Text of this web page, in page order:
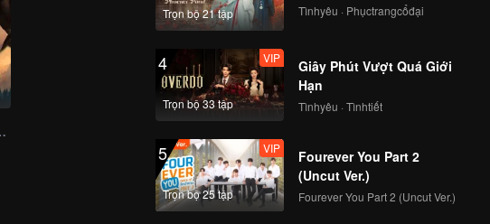
Tài Nghìn Tỷ
Trọn bộ 21 tập Tìnhyêu · Phụctrangcổđại
4
Trọn bộ 33 tập
VIP
Giây Phút Vượt Quá Giới
Hạn
Tìnhyêu · Tìnhtiết
5
Trọn bộ 25 tập
VIP
Fourever You Part 2
(Uncut Ver.)
Fourever You Part 2 (Uncut Ver.)